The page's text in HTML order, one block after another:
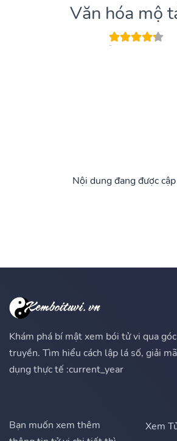
Văn hóa mộ
Nội dung đang được
Khám phá bí mật xem bói tử vi qua
truyền. Tìm hiểu cách lập lá số, giải
dụng thực tế :current_year
Bạn muốn xem thêm
Xem